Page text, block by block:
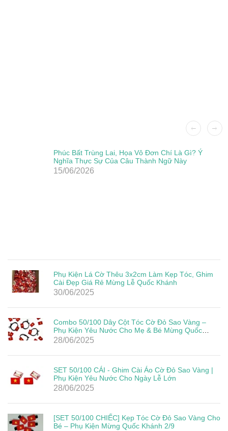
Phúc Bất Trùng Lai, Họa Vô Đơn Chí Là Gì? Ý
Nghĩa Thực Sự Của Câu Thành Ngữ Này
15/06/2026
Phụ Kiện Lá Cờ Thêu 3x2cm Làm Kẹp Tóc, Ghim
Cài Đẹp Giá Rẻ Mừng Lễ Quốc Khánh
30/06/2025
Combo 50/100 Dây Cột Tóc Cờ Đỏ Sao Vàng –
Phụ Kiện Yêu Nước Cho Mẹ & Bé Mừng Quốc
Khánh 2/9
28/06/2025
SET 50/100 CÁI - Ghim Cài Áo Cờ Đỏ Sao Vàng |
Phụ Kiện Yêu Nước Cho Ngày Lễ Lớn
28/06/2025
[SET 50/100 CHIẾC] Kẹp Tóc Cờ Đỏ Sao Vàng Cho
Bé – Phụ Kiện Mừng Quốc Khánh 2/9